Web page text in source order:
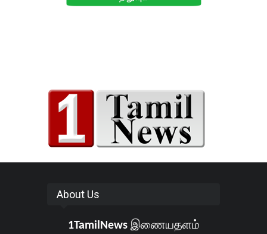
About Us
1TamilNewsஇணையதளம்